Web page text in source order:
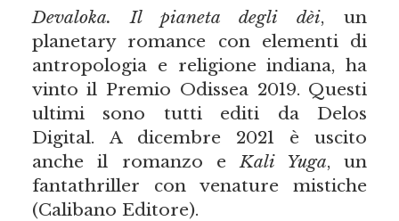
Devaloka. Il pianeta degli dèi, un
planetary romance con elementi di
antropologia e religione indiana, ha
vinto il Premio Odissea 2019. Questi
ultimi sono tutti editi da Delos
Digital. A dicembre 2021 è uscito
anche il romanzo e Kali Yuga, un
fantathriller con venature mistiche
(Calibano Editore).